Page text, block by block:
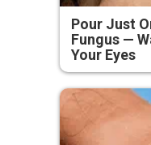
Pour Just
Fungus —
Your Eyes